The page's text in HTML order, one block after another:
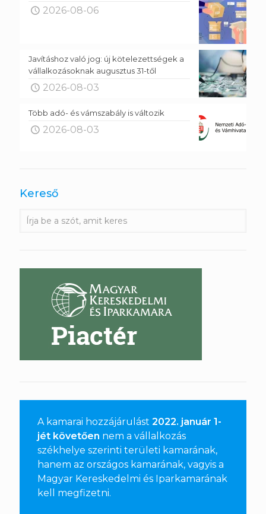
2026-08-06
Javításhoz való jog: új kötelezettségek a
vállalkozásoknak augusztus 31-től
2026-08-03
Több adó- és vámszabály is változik
2026-08-03
Kereső
A kamarai hozzájárulást 2022. január 1-
jét követően nem a vállalkozás
székhelye szerinti területi kamarának,
hanem az országos kamarának, vagyis a
Magyar Kereskedelmi és Iparkamarának
kell megfizetni.